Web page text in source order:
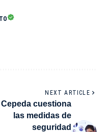
NEXT ARTICLE
Cepeda cuestiona
las medidas de
seguridad